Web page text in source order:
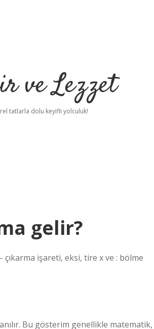
ve Lezzet
tatlarla dolu keyifli yolculuk!
gelir?
işareti, eksi, tire x ve : bölme
Bu gösterim genellikle matematik,